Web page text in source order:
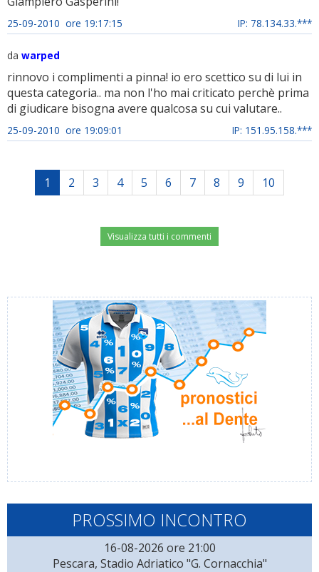
25-09-2010 ore 19:17:15 IP: 78.134.33.***
da warped
rinnovo i complimenti a pinna! io ero scettico su di lui in
questa categoria.. ma non l'ho mai criticato perchè prima
di giudicare bisogna avere qualcosa su cui valutare..
25-09-2010 ore 19:09:01 IP: 151.95.158.***
1 2 3 4 5 6 7 8 9 10
Visualizza tutti i commenti
PROSSIMO INCONTRO
16-08-2026 ore 21:00
Pescara, Stadio Adriatico "G. Cornacchia"